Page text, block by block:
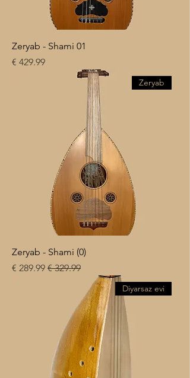
Zeryab - Shami 01
السعر
Zeryab
Zeryab - Shami (0)
سعر عاديسعر البيع
Diyarsaz evi